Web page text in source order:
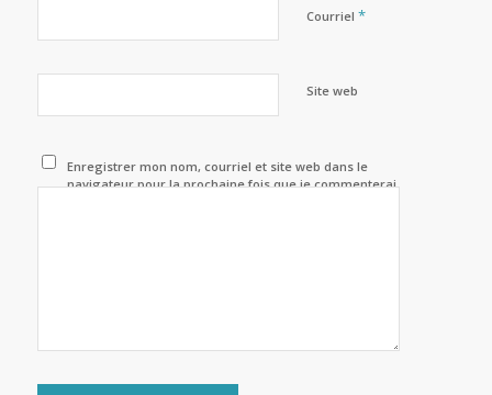
Courriel *
Site web
Enregistrer mon nom, courriel et site web dans le
navigateur pour la prochaine fois que je commenterai.